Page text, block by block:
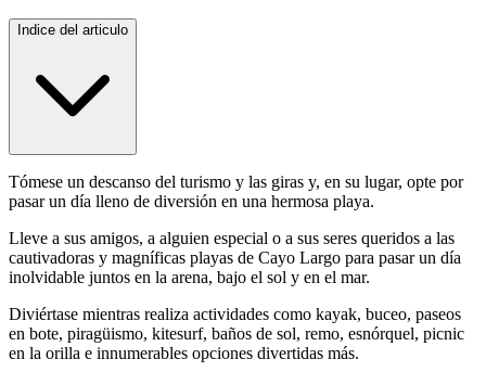
Indice del articulo
Tómese un descanso del turismo y las giras y, en su lugar, opte por
pasar un día lleno de diversión en una hermosa playa.
Lleve a sus amigos, a alguien especial o a sus seres queridos a las
cautivadoras y magníficas playas de Cayo Largo para pasar un día
inolvidable juntos en la arena, bajo el sol y en el mar.
Diviértase mientras realiza actividades como kayak, buceo, paseos
en bote, piragüismo, kitesurf, baños de sol, remo, esnórquel, picnic
en la orilla e innumerables opciones divertidas más.